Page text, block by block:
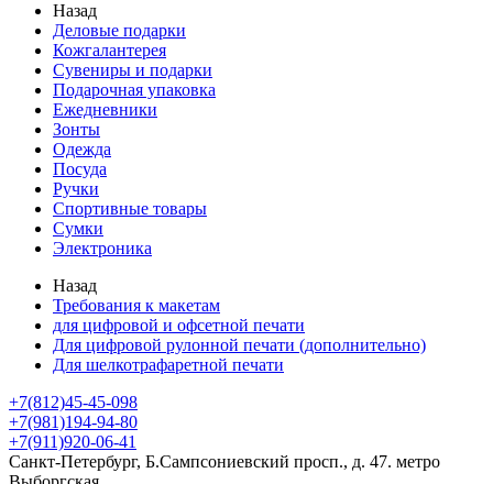
Назад
Деловые подарки
Кожгалантерея
Сувениры и подарки
Подарочная упаковка
Ежедневники
Зонты
Одежда
Посуда
Ручки
Спортивные товары
Сумки
Электроника
Назад
Требования к макетам
для цифровой и офсетной печати
Для цифровой рулонной печати (дополнительно)
Для шелкотрафаретной печати
+7(812)45-45-098
+7(981)194-94-80
+7(911)920-06-41
Санкт-Петербург, Б.Сампсониевский просп., д. 47. метро